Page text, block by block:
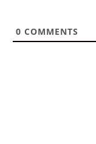
0 COMMENTS